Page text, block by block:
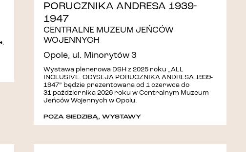
PORUCZNIKA ANDRESA 1939-
1947
CENTRALNE MUZEUM JEŃCÓW
WOJENNYCH
Opole, ul. Minorytów 3
Wystawa plenerowa DSH z 2025 roku „ALL
INCLUSIVE. ODYSEJA PORUCZNIKA ANDRESA 1939-
1947” będzie prezentowana od 1 czerwca do
31 października 2026 roku w Centralnym Muzeum
Jeńców Wojennych w Opolu.
POZA SIEDZIBĄ, WYSTAWY